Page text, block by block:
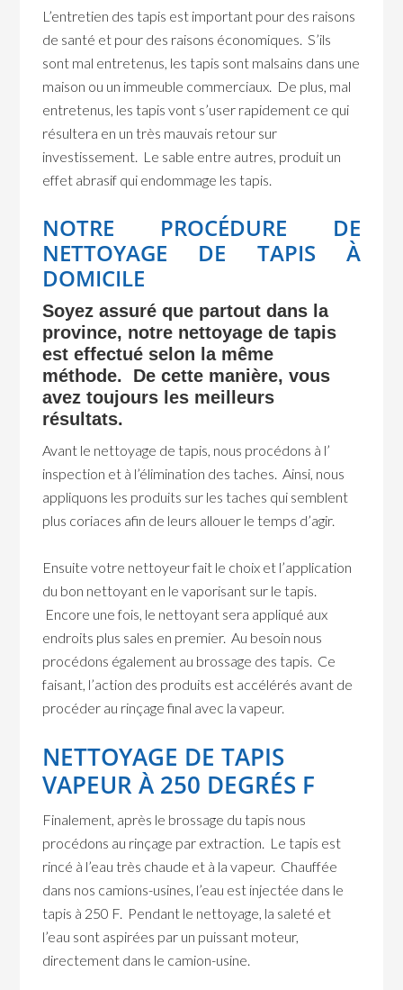
L’entretien des tapis est important pour des raisons
de santé et pour des raisons économiques. S’ils
sont mal entretenus, les tapis sont malsains dans une
maison ou un immeuble commerciaux. De plus, mal
entretenus, les tapis vont s’user rapidement ce qui
résultera en un très mauvais retour sur
investissement. Le sable entre autres, produit un
effet abrasif qui endommage les tapis.
NOTRE PROCÉDURE DE
NETTOYAGE DE TAPIS À
DOMICILE
Soyez assuré que partout dans la
province, notre nettoyage de tapis
est effectué selon la même
méthode. De cette manière, vous
avez toujours les meilleurs
résultats.
Avant le nettoyage de tapis, nous procédons à l’
inspection et à l’élimination des taches. Ainsi, nous
appliquons les produits sur les taches qui semblent
plus coriaces afin de leurs allouer le temps d’agir.
Ensuite votre nettoyeur fait le choix et l’application
du bon nettoyant en le vaporisant sur le tapis.
Encore une fois, le nettoyant sera appliqué aux
endroits plus sales en premier. Au besoin nous
procédons également au brossage des tapis. Ce
faisant, l’action des produits est accélérés avant de
procéder au rinçage final avec la vapeur.
NETTOYAGE DE TAPIS
VAPEUR À 250 DEGRÉS F
Finalement, après le brossage du tapis nous
procédons au rinçage par extraction. Le tapis est
rincé à l’eau très chaude et à la vapeur. Chauffée
dans nos camions-usines, l’eau est injectée dans le
tapis à 250 F. Pendant le nettoyage, la saleté et
l’eau sont aspirées par un puissant moteur,
directement dans le camion-usine.